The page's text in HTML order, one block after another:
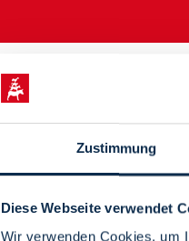
Zustimmung
Diese Webseite verwendet
Wir verwenden Cookies, um